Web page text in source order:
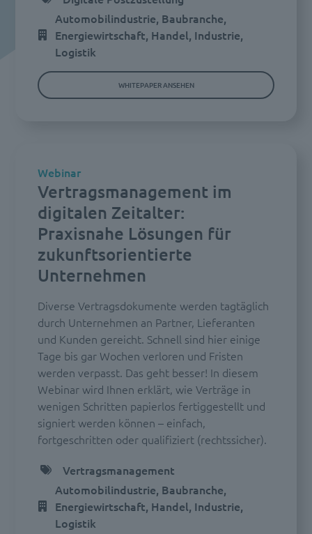
Automobilindustrie, Baubranche,
Energiewirtschaft, Handel, Industrie,
Logistik
WHITEPAPER ANSEHEN
Vertragsmanagement im
digitalen Zeitalter:
Praxisnahe Lösungen für
zukunftsorientierte
Unternehmen
Webinar
Diverse Vertragsdokumente werden tagtäglich
durch Unternehmen an Partner, Lieferanten
und Kunden gereicht. Schnell sind hier einige
Tage bis gar Wochen verloren und Fristen
werden verpasst. Das geht besser! In diesem
Webinar wird Ihnen erklärt, wie Verträge in
wenigen Schritten papierlos fertiggestellt und
signiert werden können – einfach,
fortgeschritten oder qualifiziert (rechtssicher).
Vertragsmanagement
Automobilindustrie, Baubranche,
Energiewirtschaft, Handel, Industrie,
Logistik